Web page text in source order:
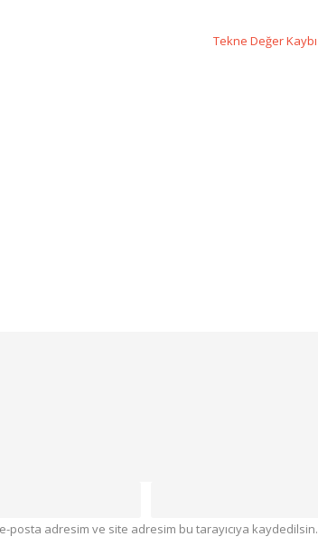
Tekne Değer Kaybı
posta adresim ve site adresim bu tarayıcıya kaydedilsin.